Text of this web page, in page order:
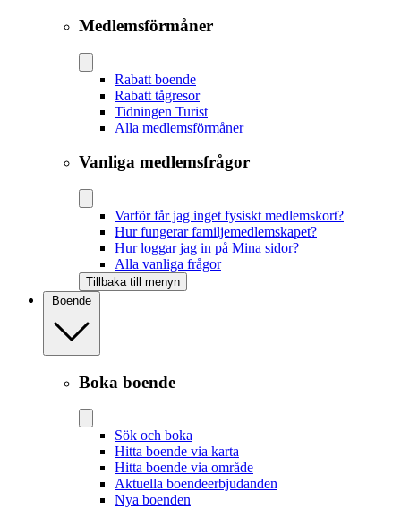
Medlemsförmåner
Rabatt boende
Rabatt tågresor
Tidningen Turist
Alla medlemsförmåner
Vanliga medlemsfrågor
Varför får jag inget fysiskt medlemskort?
Hur fungerar familjemedlemskapet?
Hur loggar jag in på Mina sidor?
Alla vanliga frågor
Tillbaka till menyn
Boende
Boka boende
Sök och boka
Hitta boende via karta
Hitta boende via område
Aktuella boendeerbjudanden
Nya boenden